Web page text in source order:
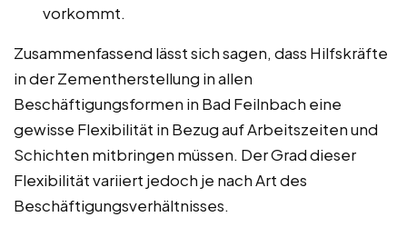
vorkommt.
Zusammenfassend lässt sich sagen, dass Hilfskräfte
in der Zementherstellung in allen
Beschäftigungsformen in Bad Feilnbach eine
gewisse Flexibilität in Bezug auf Arbeitszeiten und
Schichten mitbringen müssen. Der Grad dieser
Flexibilität variiert jedoch je nach Art des
Beschäftigungsverhältnisses.